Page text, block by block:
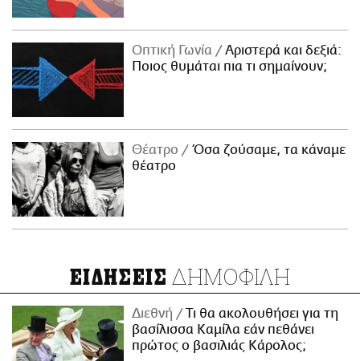
Οπτική Γωνία
Αριστερά και δεξιά:
Ποιος θυμάται πια τι σημαίνουν;
Θέατρο
Όσα ζούσαμε, τα κάναμε
θέατρο
ΕΙΔΗΣΕΙΣ ΔΗΜΟΦΙΛΗ
Διεθνή
Τι θα ακολουθήσει για τη
βασίλισσα Καμίλα εάν πεθάνει
πρώτος ο βασιλιάς Κάρολος;